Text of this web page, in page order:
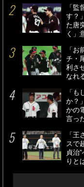
「
す？
た唐
く」
「
チ・
利さ
なれ
「
か？
かの
言っ
「
スで
貞治
りと